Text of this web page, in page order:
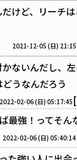
けど、リーチ
2021-12-05 (日)
ないんだし、
うなんだろう
2022-02-06 (日) 05:17:45
最強！ってそん
2022-02-06 (日) 05:40:14